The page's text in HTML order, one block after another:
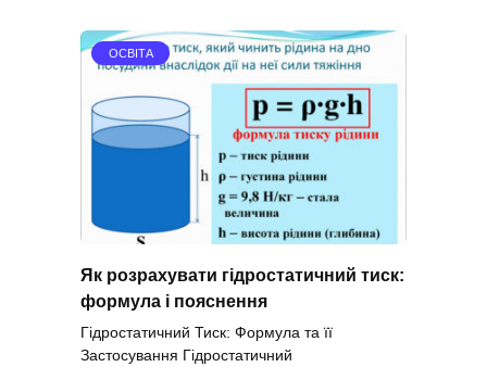
ОСВІТА
Як розрахувати гідростатичний тиск:
формула і пояснення
Гідростатичний Тиск: Формула та її
Застосування Гідростатичний